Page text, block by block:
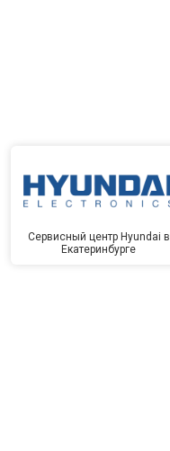
Сервисный центр Hyundai в
Екатеринбурге